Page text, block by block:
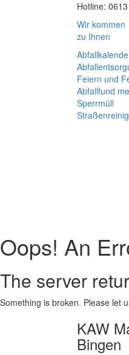
Hotline:
Wir kommen
zu Ihnen
Feiern und
Abfallfund
Sperrmüll
Oops! An
The server
Something is broken. Please let
KAW
Bingen